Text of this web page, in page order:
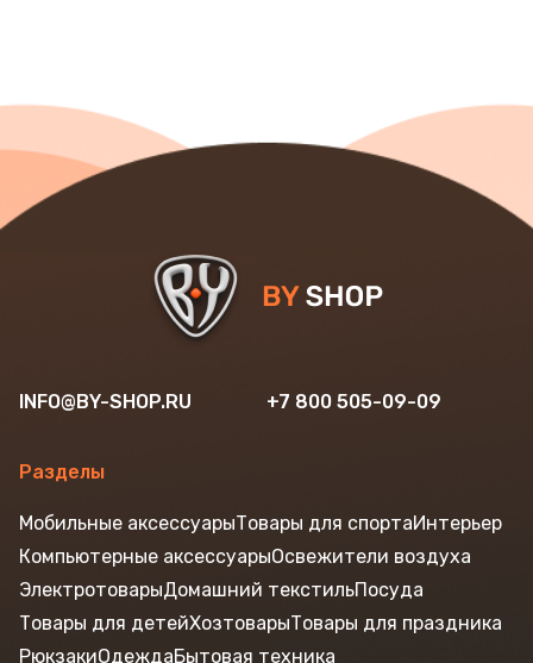
INFO@BY-SHOP.RU +7 800 505-09-09
Разделы
Мобильные аксессуарыТовары для спортаИнтерьер
Компьютерные аксессуарыОсвежители воздуха
ЭлектротоварыДомашний текстильПосуда
Товары для детейХозтоварыТовары для праздника
РюкзакиОдеждаБытовая техника